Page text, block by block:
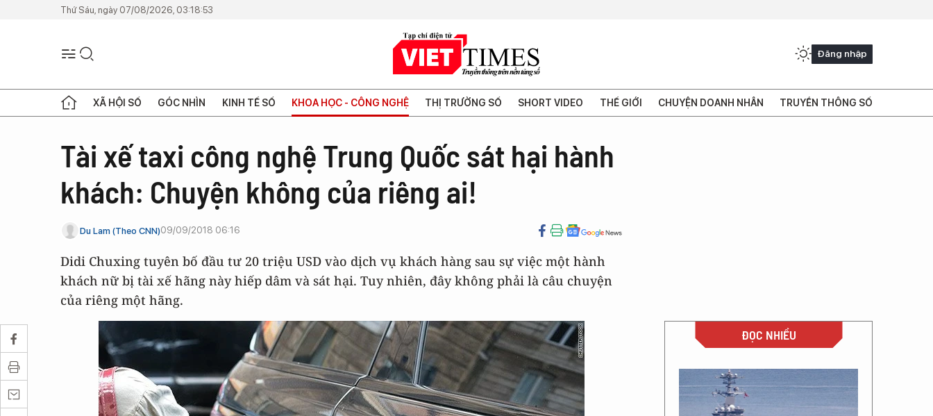
Thứ Sáu, ngày 07/08/2026, 03:18:53
Đăng nhập
XÃ HỘI SỐ GÓC NHÌN KINH TẾ SỐ KHOA HỌC - CÔNG NGHỆ THỊ TRƯỜNG SỐ SHORT VIDEO THẾ GIỚI CHUYỆN DOANH NHÂN TRUYỀN THÔNG SỐ
Tài xế taxi công nghệ Trung Quốc sát hại hành
khách: Chuyện không của riêng ai!
Du Lam (Theo CNN)09/09/2018 06:16
Didi Chuxing tuyên bố đầu tư 20 triệu USD vào dịch vụ khách hàng sau sự việc một hành
khách nữ bị tài xế hãng này hiếp dâm và sát hại. Tuy nhiên, đây không phải là câu chuyện
của riêng một hãng.
ĐỌC NHIỀU